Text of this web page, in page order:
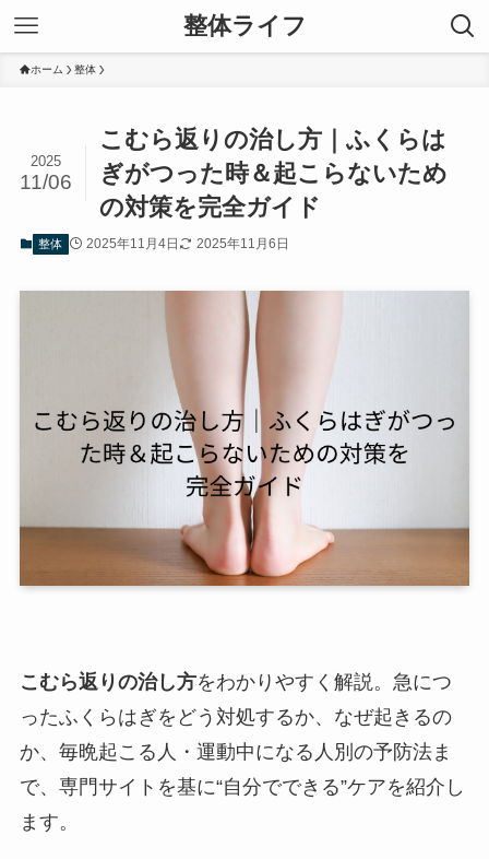
整体ライフ
ホーム 整体
こむら返りの治し方｜ふくらは
ぎがつった時＆起こらないため
の対策を完全ガイド
2025
11/06
整体 2025年11月4日 2025年11月6日
こむら返りの治し方をわかりやすく解説。急につ
ったふくらはぎをどう対処するか、なぜ起きるの
か、毎晩起こる人・運動中になる人別の予防法ま
で、専門サイトを基に“自分でできる”ケアを紹介し
ます。